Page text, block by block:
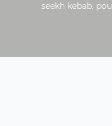
seekh kebab,